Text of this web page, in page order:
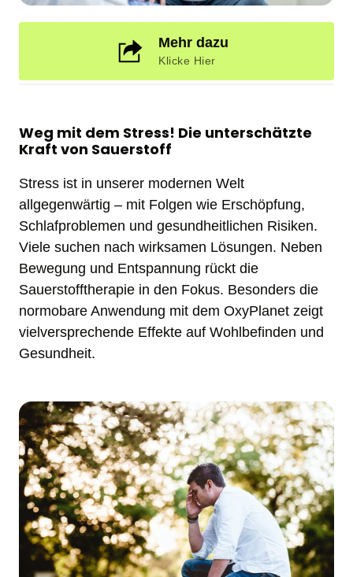
Mehr dazu
Klicke Hier
Weg mit dem Stress! Die unterschätzte
Kraft von Sauerstoff
Stress ist in unserer modernen Welt
allgegenwärtig – mit Folgen wie Erschöpfung,
Schlafproblemen und gesundheitlichen Risiken.
Viele suchen nach wirksamen Lösungen. Neben
Bewegung und Entspannung rückt die
Sauerstofftherapie in den Fokus. Besonders die
normobare Anwendung mit dem OxyPlanet zeigt
vielversprechende Effekte auf Wohlbefinden und
Gesundheit.